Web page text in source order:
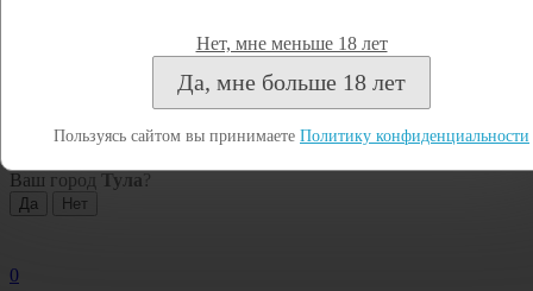
Посмотреть все результаты
Ваш город Тула ?
0
Нет, мне меньше 18 лет
Да, мне больше 18 лет
Пользуясь сайтом вы принимаете Политику конфиденциальности